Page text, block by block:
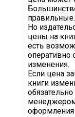
правильные.
Но
цены на
есть
оперативно
изменения.
Если цена
книги
оформления